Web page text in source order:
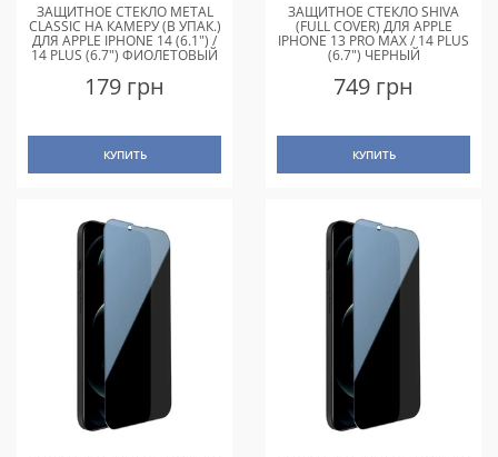
ЗАЩИТНОЕ СТЕКЛО METAL
CLASSIC НА КАМЕРУ (В УПАК.)
ДЛЯ APPLE IPHONE 14 (6.1") /
14 PLUS (6.7") ФИОЛЕТОВЫЙ
179 грн
КУПИТЬ
ЗАЩИТНОЕ СТЕКЛО SHIVA
(FULL COVER) ДЛЯ APPLE
IPHONE 13 PRO MAX / 14 PLUS
(6.7") ЧЕРНЫЙ
749 грн
КУПИТЬ